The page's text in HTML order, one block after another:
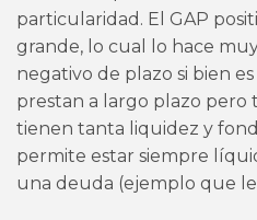
particularidad. El GAP
grande, lo cual lo hace
negativo de plazo si bien
prestan a largo plazo pero
tienen tanta liquidez y
permite estar siempre
una deuda (ejemplo que